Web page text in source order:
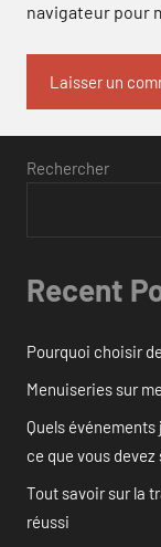
navigateur pour
Rechercher
Recent
Pourquoi choisir
Menuiseries sur
Quels
ce que vous devez
Tout savoir sur la
réussi